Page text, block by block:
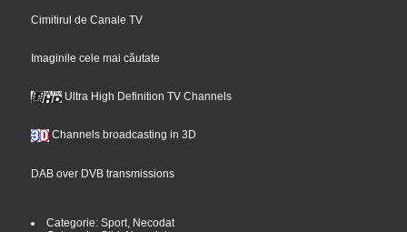
Cimitirul de Canale TV
Imaginile cele mai căutate
Ultra High Definition TV Channels
Channels broadcasting in 3D
DAB over DVB transmissions
Categorie: Sport, Necodat